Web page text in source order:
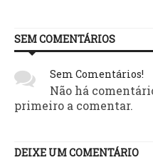
SEM COMENTÁRIOS
Sem Comentários!
Não há
primeiro a comentar.
DEIXE UM COMENTÁRIO